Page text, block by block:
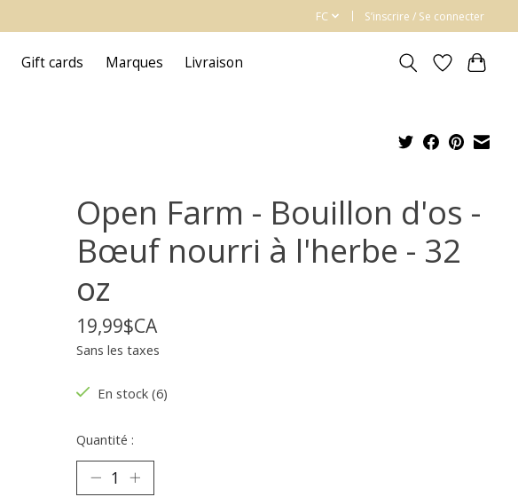
FC S’inscrire / Se connecter
Gift cards Marques Livraison
Open Farm - Bouillon d'os -
Bœuf nourri à l'herbe - 32
oz
19,99$CA
Sans les taxes
En stock (6)
Quantité :